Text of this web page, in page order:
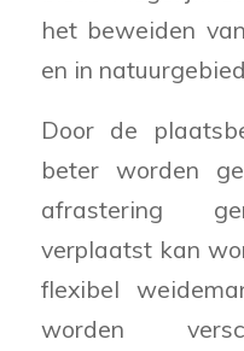
het beweiden
en in
Door de
beter worden
afrastering
verplaatst kan
flexibel
worden